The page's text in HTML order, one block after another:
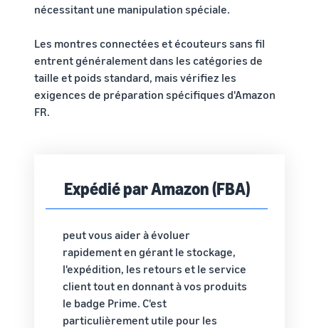
nécessitant une manipulation spéciale.
Les montres connectées et écouteurs sans fil
entrent généralement dans les catégories de
taille et poids standard, mais vérifiez les
exigences de préparation spécifiques d'Amazon
FR.
Expédié par Amazon (FBA)
peut vous aider à évoluer
rapidement en gérant le stockage,
l'expédition, les retours et le service
client tout en donnant à vos produits
le badge Prime. C'est
particulièrement utile pour les